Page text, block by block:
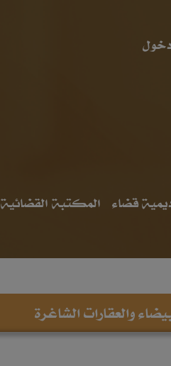
قضاء المكتبة القضائية
والعقارات الشاغرة